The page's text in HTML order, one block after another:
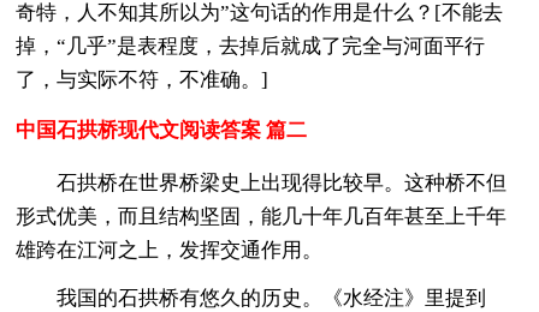
奇特，人不知其所以为”这句话的作用是什么？[不能去
掉，“几乎”是表程度，去掉后就成了完全与河面平行
了，与实际不符，不准确。]
中国石拱桥现代文阅读答案 篇二
石拱桥在世界桥梁史上出现得比较早。这种桥不但
形式优美，而且结构坚固，能几十年几百年甚至上千年
雄跨在江河之上，发挥交通作用。
我国的石拱桥有悠久的历史。《水经注》里提到